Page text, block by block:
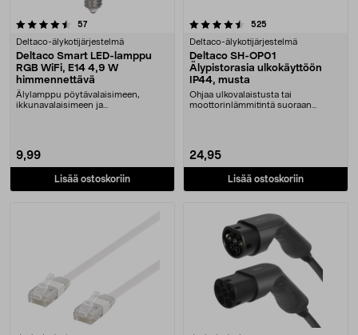
57arvostelut
Deltaco-älykotijärjestelmä
Deltaco Smart LED-lamppu
RGB WiFi, E14 4,9 W
himmennettävä
Älylamppu pöytävalaisimeen,
ikkunavalaisimeen ja
9,99
Lisää ostoskoriin
4.5 viidestä tähdestä 525
Deltaco-älykotijärjestelmä
Deltaco SH-OP01
Älypistorasia ulkokäyttöön
IP44, musta
Ohjaa ulkovalaistusta tai
moottorinlämmitintä suoraan
24,95
Lisää ostoskoriin